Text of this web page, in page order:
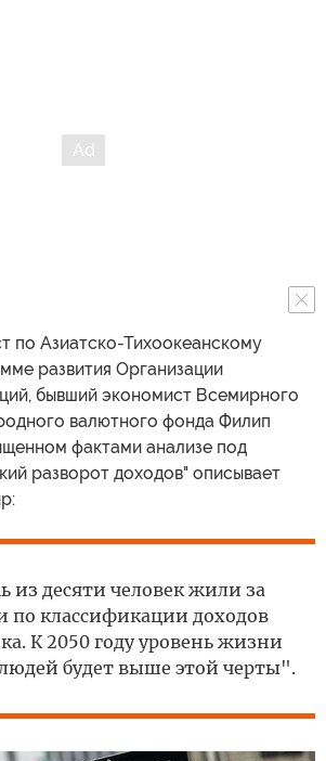
по Азиатско-Тихоокеанскому
развития Организации
бывший экономист Всемирного
валютного фонда Филип
фактами анализе под
разворот доходов" описывает
из десяти человек жили за
по классификации доходов
К 2050 году уровень жизни
будет выше этой черты".